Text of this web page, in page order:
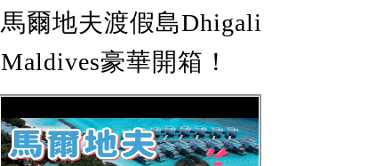
馬爾地夫渡假島Dhigali
Maldives豪華開箱！